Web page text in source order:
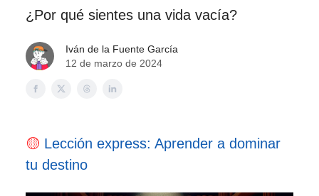
¿Por qué sientes una vida vacía?
Iván de la Fuente García
12 de marzo de 2024
🟡 Lección express: Aprender a dominar
tu destino